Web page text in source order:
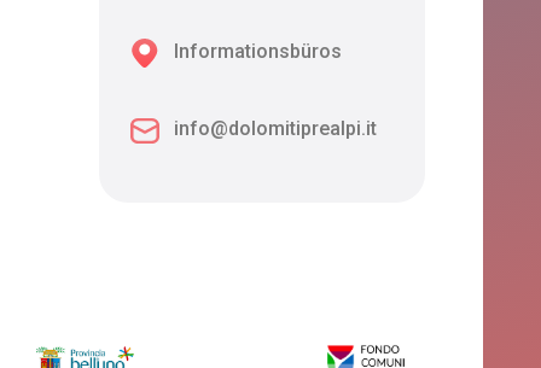
Informationsbüros
info@dolomitiprealpi.it